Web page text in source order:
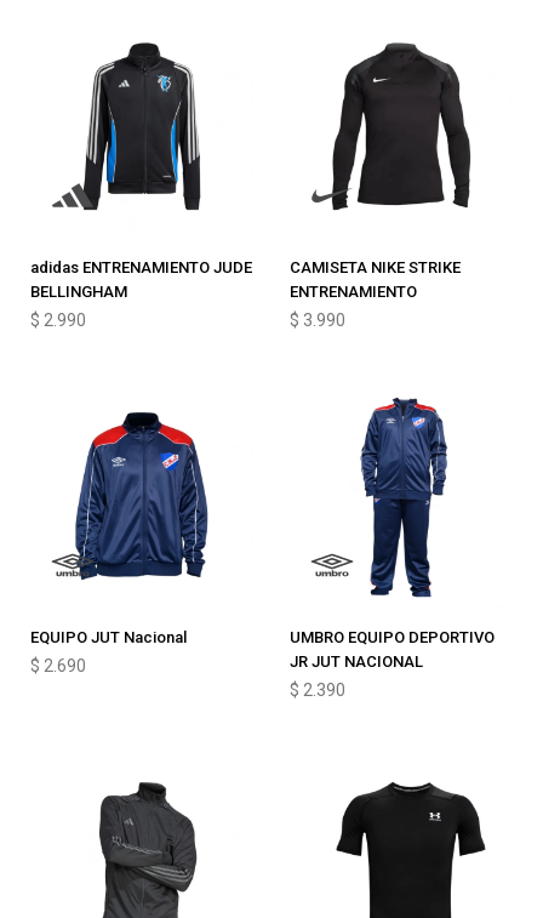
adidas ENTRENAMIENTO JUDE
BELLINGHAM
$ 2.990
CAMISETA NIKE STRIKE
ENTRENAMIENTO
$ 3.990
EQUIPO JUT Nacional
$ 2.690
UMBRO EQUIPO DEPORTIVO
JR JUT NACIONAL
$ 2.390